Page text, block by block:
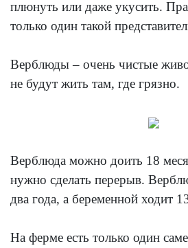
плюнуть или даже укусить.
только один такой
Верблюды – очень чистые
не будут жить там, где грязно.
Верблюда можно доить 18
нужно сделать перерыв.
два года, а беременной ходит
На ферме есть только один